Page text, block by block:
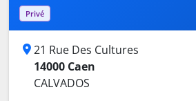
Privé
21 Rue Des Cultures
14000 Caen
CALVADOS